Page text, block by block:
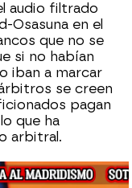
audio filtrado
Osasuna en el
que no se
si no habían
iban a marcar
se creen
pagan
que ha
arbitral.